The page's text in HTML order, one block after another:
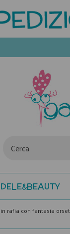
rafia con fantasia